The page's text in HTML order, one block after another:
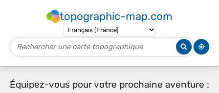
topographic-map.com
Équipez-vous pour votre prochaine aventure :